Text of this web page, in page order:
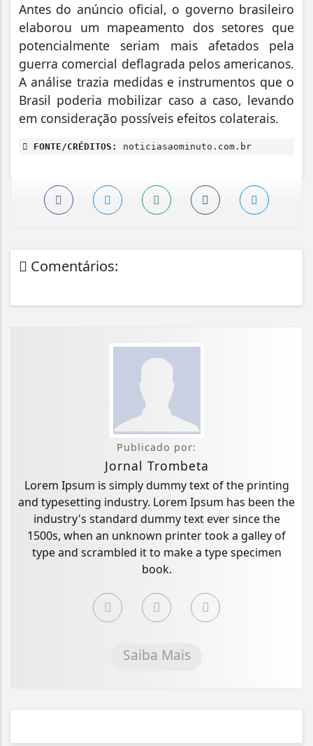
Antes do anúncio oficial, o governo brasileiro
elaborou um mapeamento dos setores que
potencialmente seriam mais afetados pela
guerra comercial deflagrada pelos americanos.
A análise trazia medidas e instrumentos que o
Brasil poderia mobilizar caso a caso, levando
em consideração possíveis efeitos colaterais.
FONTE/CRÉDITOS: noticiasaominuto.com.br
Comentários:
Publicado por:
Jornal Trombeta
Lorem Ipsum is simply dummy text of the printing
and typesetting industry. Lorem Ipsum has been the
industry's standard dummy text ever since the
1500s, when an unknown printer took a galley of
type and scrambled it to make a type specimen
book.
Saiba Mais